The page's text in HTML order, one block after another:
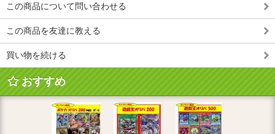
この商品について問い合わせる
この商品を友達に教える
買い物を続ける
おすすめ